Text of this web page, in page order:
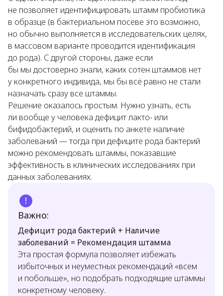
не позволяет идентифицировать штамм пробиотика
в образце (в бактериальном посеве это возможно,
но обычно выполняется в исследовательских целях,
в массовом варианте проводится идентификация
до рода). С другой стороны, даже если
бы мы достоверно знали, каких сотен штаммов нет
у конкретного индивида, мы бы всё равно не стали
назначать сразу все штаммы.
Решение оказалось простым. Нужно узнать, есть
ли вообще у человека дефицит лакто- или
бифидобактерий, и оценить по анкете наличие
заболеваний — тогда при дефиците рода бактерий
можно рекомендовать штаммы, показавшие
эффективность в клинических исследованиях при
данных заболеваниях.
Важно:
Дефицит рода бактерий + Наличие
заболеваний = Рекомендация штамма
Эта простая формула позволяет избежать
избыточных и неуместных рекомендаций «всем
и побольше», но подобрать подходящие штаммы
конкретному человеку.